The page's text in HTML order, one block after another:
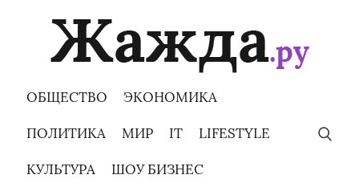
ОБЩЕСТВО ЭКОНОМИКА
ПОЛИТИКА МИР IT LIFESTYLE
КУЛЬТУРА ШОУ БИЗНЕС